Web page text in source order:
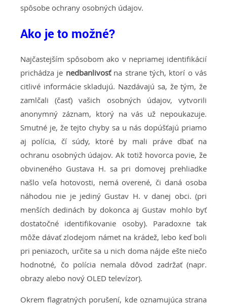
spôsobe ochrany osobných údajov.
Ako je to možné?
Najčastejším spôsobom ako v nepriamej identifikácií
prichádza je nedbanlivosťna strane tých, ktorí o vás
citlivé informácie skladujú. Nazdávajú sa, že tým, že
zamlčali (časť) vašich osobných údajov, vytvorili
anonymný záznam, ktorý na vás už nepoukazuje.
Smutné je, že tejto chyby sa u nás dopúšťajú priamo
aj polícia, čí súdy, ktoré by mali práve dbať na
ochranu osobných údajov. Ak totiž hovorca povie, že
obvineného Gustava H. sa pri domovej prehliadke
našlo veľa hotovosti, nemá overené, či daná osoba
náhodou nie je jediný Gustav H. v danej obci. (pri
menších dedinách by dokonca aj Gustav mohlo byť
dostatočné identifikovanie osoby). Paradoxne tak
môže dávať zlodejom námet na krádež, lebo keď boli
pri peniazoch, určite sa u nich doma nájde ešte niečo
hodnotné, čo polícia nemala dôvod zadržať (napr.
obrazy alebo nový OLED televízor).
Okrem flagratných porušení, kde oznamujúca strana